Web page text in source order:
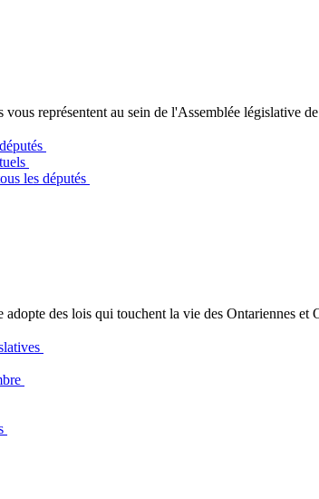
vous représentent au sein de l'Assemblée législative
les députés
des lois qui touchent la vie des Ontariennes et